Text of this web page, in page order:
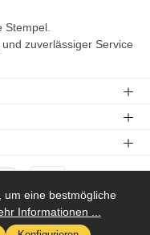
zuverlässiger Service
Versandkosten
um eine bestmögliche
Informationen ...